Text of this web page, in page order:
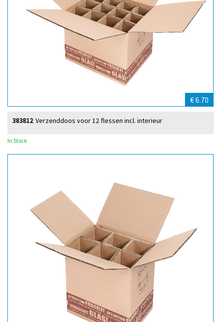
€ 6.70
Verzenddoos voor 12 flessen incl. interieur
383812
In Stock